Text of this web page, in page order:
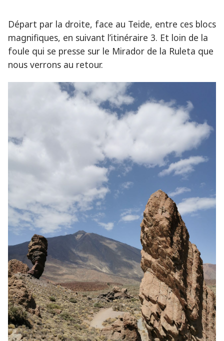
Départ par la droite, face au Teide, entre ces blocs
magnifiques, en suivant l’itinéraire 3. Et loin de la
foule qui se presse sur le Mirador de la Ruleta que
nous verrons au retour.